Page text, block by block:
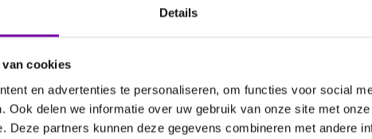
Details
van cookies
en advertenties te personaliseren, om functies voor social
Ook delen we informatie over uw gebruik van onze site met
Deze partners kunnen deze gegevens combineren met andere